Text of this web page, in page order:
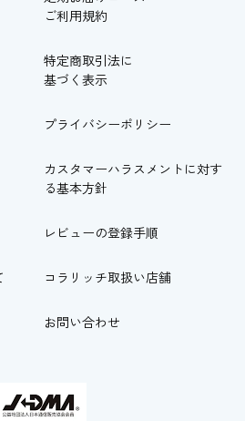
ご利用規約
特定商取引法に
基づく表示
プライバシーポリシー
カスタマーハラスメントに対す
る基本方針
レビューの登録手順
コラリッチ取扱い店舗
お問い合わせ